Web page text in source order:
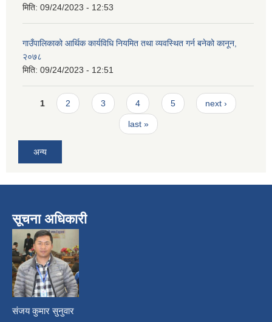
मिति: 09/24/2023 - 12:53
गाउँपालिकाको आर्थिक कार्यविधि नियमित तथा व्यवस्थित गर्न बनेको कानून,
२०७८
मिति: 09/24/2023 - 12:51
Pages
1 2 3 4 5 next ›
last »
अन्य
सूचना अधिकारी
संजय कुमार सुनुवार